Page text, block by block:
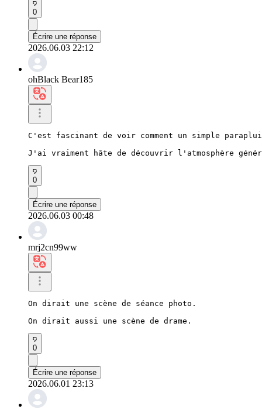
0
Écrire une réponse
2026.06.03 22:12
ohBlack Bear185
C'est fascinant de voir comment un simple
J'ai vraiment hâte de découvrir l'atmosphère
0
Écrire une réponse
2026.06.03 00:48
mrj2cn99ww
On dirait une scène de séance photo.
On dirait aussi une scène de drame.
0
Écrire une réponse
2026.06.01 23:13